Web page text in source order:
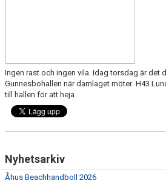
MATCHER
GUNNESBOHALLEN
FRITIDSKORTET
Ingen rast och ingen vila. Idag torsdag är det
Gunnesbohallen när damlaget möter H43
till hallen för att heja
Nyhetsarkiv
Åhus Beachhandboll 2026